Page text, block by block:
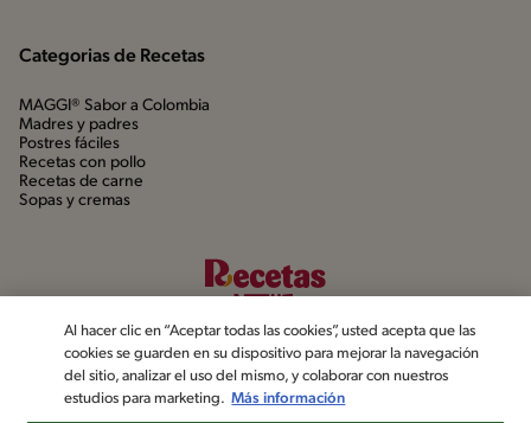
Categorias de Recetas
MAGGI® Sabor a Colombia
Madres y padres
Postres fáciles
Recetas con pollo
Recetas de carne
Sopas y cremas
Al hacer clic en “Aceptar todas las cookies”, usted acepta que las
cookies se guarden en su dispositivo para mejorar la navegación
del sitio, analizar el uso del mismo, y colaborar con nuestros
estudios para marketing. Más información